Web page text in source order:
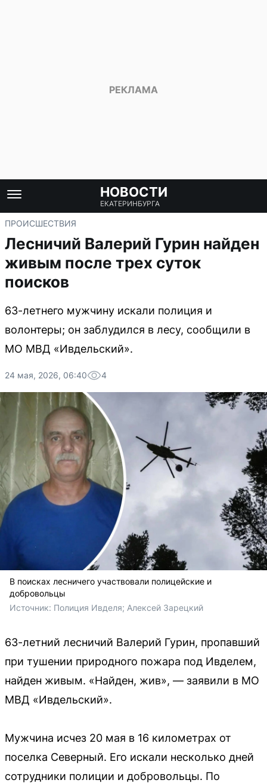
НОВОСТИ
ЕКАТЕРИНБУРГА
ПРОИСШЕСТВИЯ
Лесничий Валерий Гурин найден
живым после трех суток
поисков
63-летнего мужчину искали полиция и
волонтеры; он заблудился в лесу, сообщили в
МО МВД «Ивдельский».
24 мая, 2026, 06:40 4
В поисках лесничего участвовали полицейские и
добровольцы
Источник: Полиция Ивделя; Алексей Зарецкий
63-летний лесничий Валерий Гурин, пропавший
при тушении природного пожара под Ивделем,
найден живым. «Найден, жив», — заявили в МО
МВД «Ивдельский».
Мужчина исчез 20 мая в 16 километрах от
поселка Северный. Его искали несколько дней
сотрудники полиции и добровольцы. По